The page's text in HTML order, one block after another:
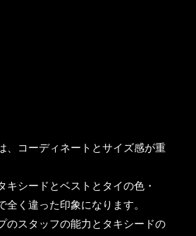
、コーディネートとサイズ感が重
キシードとベストとタイの色・
全く違った印象になります。
のスタッフの能力とタキシードの